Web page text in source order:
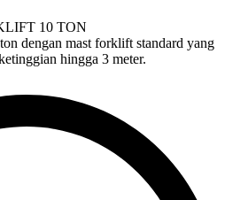
10 TON
dengan mast forklift standard yang
hingga 3 meter.